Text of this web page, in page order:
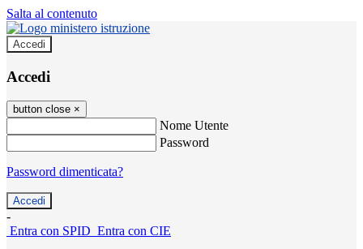
Salta al contenuto
Accedi
Accedi
button close ×
Nome Utente
Password
Password dimenticata?
-
Entra con SPID Entra con CIE